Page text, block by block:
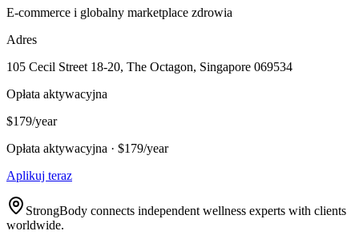
E-commerce i globalny marketplace zdrowia
Adres
105 Cecil Street 18-20, The Octagon, Singapore 069534
Opłata aktywacyjna
$179/year
Opłata aktywacyjna · $179/year
Aplikuj teraz
StrongBody connects independent wellness experts with clients
worldwide.